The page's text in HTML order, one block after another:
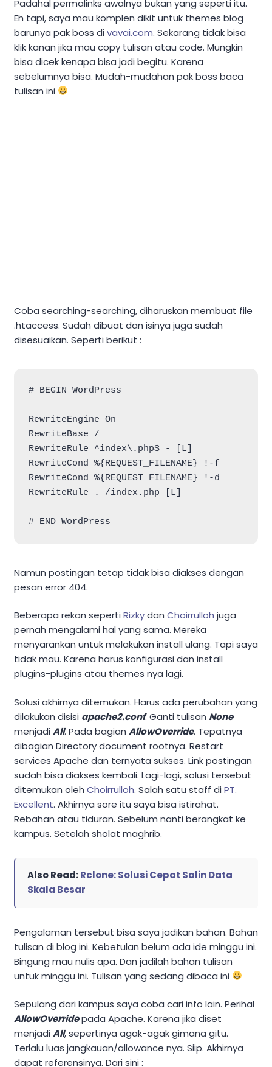
Padahal permalinks awalnya bukan yang seperti itu.
Eh tapi, saya mau komplen dikit untuk themes blog
barunya pak boss divavai.com. Sekarang tidak bisa
klik kanan jika mau copy tulisan atau code. Mungkin
bisa dicek kenapa bisa jadi begitu. Karena
sebelumnya bisa. Mudah-mudahan pak boss baca
tulisan ini
Coba searching-searching, diharuskan membuat file
.htaccess. Sudah dibuat dan isinya juga sudah
disesuaikan. Seperti berikut :
# BEGIN WordPress
RewriteEngine On
RewriteBase /
RewriteRule ^index\.php$ - [L]
RewriteCond %{REQUEST_FILENAME} !-f
RewriteCond %{REQUEST_FILENAME} !-d
RewriteRule . /index.php [L]
# END WordPress
Namun postingan tetap tidak bisa diakses dengan
pesan error 404.
Beberapa rekan sepertiRizkydan Choirrulloh juga
pernah mengalami hal yang sama. Mereka
menyarankan untuk melakukan install ulang. Tapi saya
tidak mau. Karena harus konfigurasi dan install
plugins-plugins atau themes nya lagi.
Solusi akhirnya ditemukan. Harus ada perubahan yang
dilakukan disisi apache2.conf. Ganti tulisan None
menjadiAll. Pada bagian AllowOverride. Tepatnya
dibagian Directory document rootnya. Restart
services Apache dan ternyata sukses. Link postingan
sudah bisa diakses kembali. Lagi-lagi, solusi tersebut
ditemukan oleh Choirrulloh. Salah satu staff diPT.
Excellent. Akhirnya sore itu saya bisa istirahat.
Rebahan atau tiduran. Sebelum nanti berangkat ke
kampus. Setelah sholat maghrib.
Also Read:Rclone: Solusi Cepat Salin Data
Skala Besar
Pengalaman tersebut bisa saya jadikan bahan. Bahan
tulisan di blog ini. Kebetulan belum ada ide minggu ini.
Bingung mau nulis apa. Dan jadilah bahan tulisan
untuk minggu ini. Tulisan yang sedang dibaca ini
Sepulang dari kampus saya coba cari info lain. Perihal
AllowOverridepada Apache. Karena jika diset
menjadiAll, sepertinya agak-agak gimana gitu.
Terlalu luas jangkauan/allowance nya. Siip. Akhirnya
dapat referensinya. Dari sini :